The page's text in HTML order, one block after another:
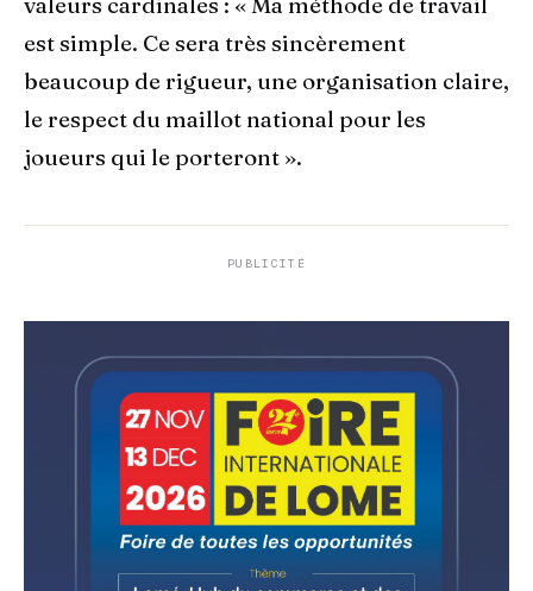
est simple. Ce sera très sincèrement
beaucoup de rigueur, une organisation claire,
le respect du maillot national pour les
joueurs qui le porteront ».
PUBLICITÉ